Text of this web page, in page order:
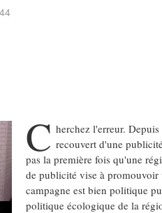
C herchez l'erreur.
recouvert d'une
pas la première fois qu'une
de publicité vise à
campagne est bien politique
politique écologique de la